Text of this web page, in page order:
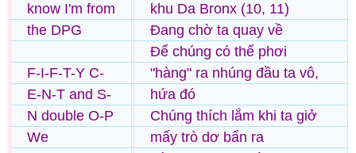
know I'm from
the DPG
F-I-F-T-Y C-
E-N-T and S-
N double O-P
We
khu Da Bronx (10, 11)
Đang chờ ta quay về
Để chúng có thể phơi
"hàng" ra nhúng đầu ta vô,
hứa đó
Chúng thích lắm khi ta giở
mấy trò dơ bẩn ra